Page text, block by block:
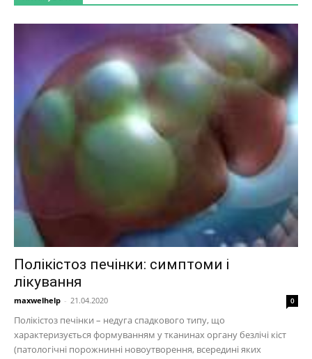
Полікістоз печінки: симптоми і
лікування
maxwelhelp - 21.04.2020 0
Полікістоз печінки – недуга спадкового типу, що
характеризується формуванням у тканинах органу безлічі кіст
(патологічні порожнинні новоутворення, всередині яких